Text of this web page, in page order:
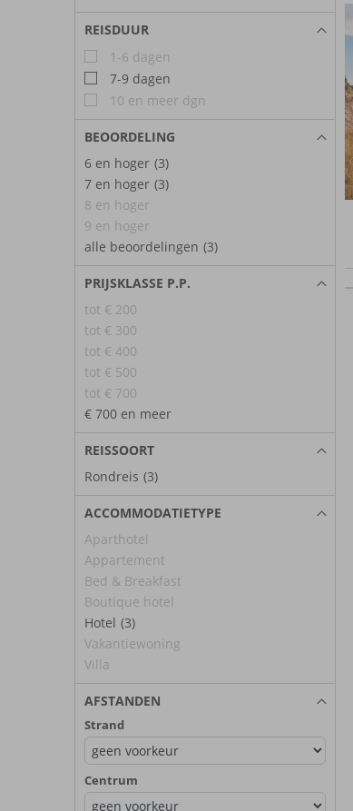
REISDUUR
1-6 dagen
7-9 dagen
10 en meer dgn
BEOORDELING
6 en hoger (3)
7 en hoger (3)
8 en hoger
9 en hoger
alle beoordelingen (3)
PRIJSKLASSE P.P.
tot € 200
tot € 300
tot € 400
tot € 500
tot € 700
€ 700 en meer
REISSOORT
Rondreis (3)
ACCOMMODATIETYPE
Aparthotel
Appartement
Bed & Breakfast
Boutique hotel
Hotel (3)
Vakantiewoning
Villa
AFSTANDEN
Strand
Centrum